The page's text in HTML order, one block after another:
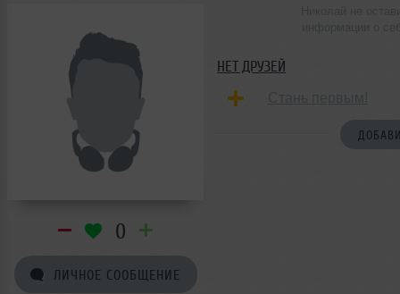
0
ЛИЧНОЕ СООБЩЕНИЕ
НЕТ ДРУЗЕЙ